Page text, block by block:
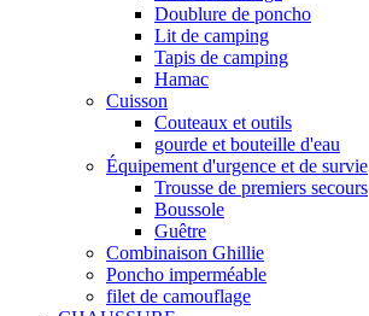
Doublure de poncho
Lit de camping
Tapis de camping
Hamac
Cuisson
Couteaux et outils
gourde et bouteille d'eau
Équipement d'urgence et de survie
Trousse de premiers secours
Boussole
Guêtre
Combinaison Ghillie
Poncho imperméable
filet de camouflage